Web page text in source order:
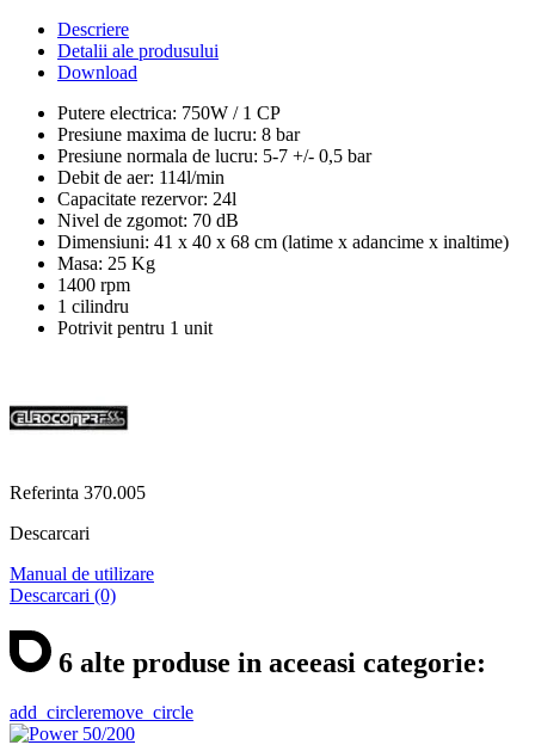
Descriere
Detalii ale produsului
Download
Putere electrica: 750W / 1 CP
Presiune maxima de lucru: 8 bar
Presiune normala de lucru: 5-7 +/- 0,5 bar
Debit de aer: 114l/min
Capacitate rezervor: 24l
Nivel de zgomot: 70 dB
Dimensiuni: 41 x 40 x 68 cm (latime x adancime x inaltime)
Masa: 25 Kg
1400 rpm
1 cilindru
Potrivit pentru 1 unit
Referinta 370.005
Descarcari
Manual de utilizare
Descarcari (0)
6 alte produse in aceeasi categorie:
add_circleremove_circle